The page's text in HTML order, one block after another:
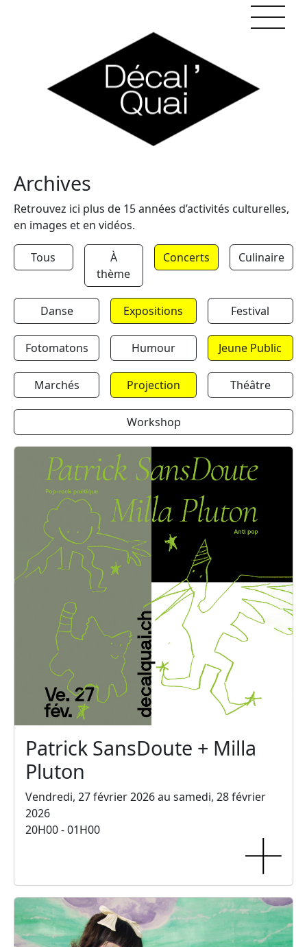
Archives
Retrouvez ici plus de 15 années d’activités culturelles,
en images et en vidéos.
Tous
À
thème
Concerts Culinaire
Danse Expositions Festival
Fotomatons Humour Jeune Public
Marchés Projection Théâtre
Workshop
Patrick SansDoute + Milla
Pluton
Vendredi, 27 février 2026 au samedi, 28 février
2026
20H00 - 01H00